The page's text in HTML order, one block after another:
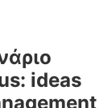
ideas